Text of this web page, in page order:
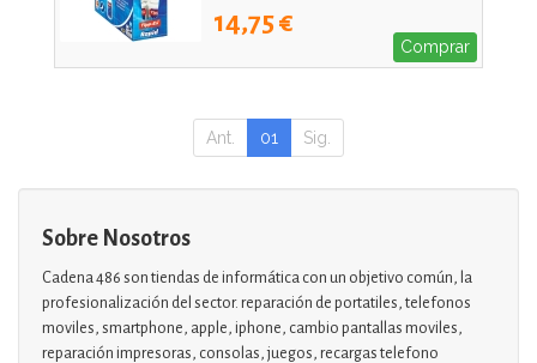
14,75 €
Comprar
Ant. 01 Sig.
Sobre Nosotros
Cadena 486 son tiendas de informática con un objetivo común, la
profesionalización del sector. reparación de portatiles, telefonos
moviles, smartphone, apple, iphone, cambio pantallas moviles,
reparación impresoras, consolas, juegos, recargas telefono